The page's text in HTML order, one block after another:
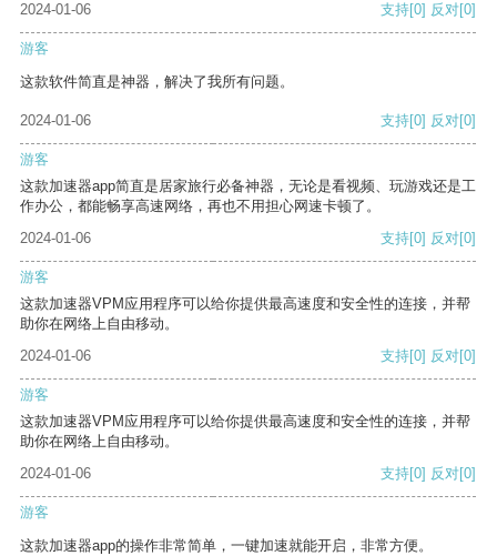
2024-01-06 支持[0] 反对[0]
游客
这款软件简直是神器，解决了我所有问题。
2024-01-06 支持[0] 反对[0]
游客
这款加速器app简直是居家旅行必备神器，无论是看视频、玩游戏还是工
作办公，都能畅享高速网络，再也不用担心网速卡顿了。
2024-01-06
支持[0] 反对[0]
游客
这款加速器VPM应用程序可以给你提供最高速度和安全性的连接，并帮
助你在网络上自由移动。
2024-01-06
支持[0] 反对[0]
游客
这款加速器VPM应用程序可以给你提供最高速度和安全性的连接，并帮
助你在网络上自由移动。
2024-01-06
支持[0] 反对[0]
游客
这款加速器app的操作非常简单，一键加速就能开启，非常方便。